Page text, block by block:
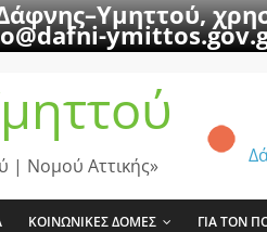
| Νομού Αττικής»
ΚΟΙΝΩΝΙΚΕΣ ΔΟΜΕΣ ΓΙΑ ΤΟΝ